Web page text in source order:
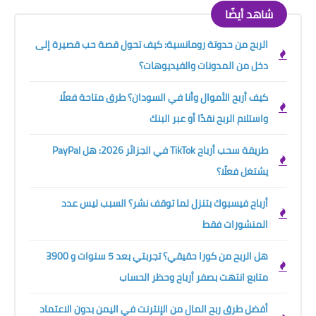
شاهد أيضًا
الربح من حدوتة رومانسية: كيف تحول قصة حب قصيرة إلى
دخل من المدونات والفيديوهات؟
كيف أربح الأموال وأنا في السودان؟ طرق متاحة فعلًا
واستلام الربح نقدًا أو عبر البنك
طريقة سحب أرباح TikTok في الجزائر 2026: هل PayPal
يشتغل فعلًا؟
أرباح فيسبوك بتنزل لما توقف نشر؟ السبب ليس عدد
المنشورات فقط
هل الربح من كورا حقيقي؟ تجربتي بعد 5 سنوات و 3900
متابع انتهت بصفر أرباح وحظر الحساب
أفضل طرق ربح المال من الإنترنت في اليمن بدون الاعتماد